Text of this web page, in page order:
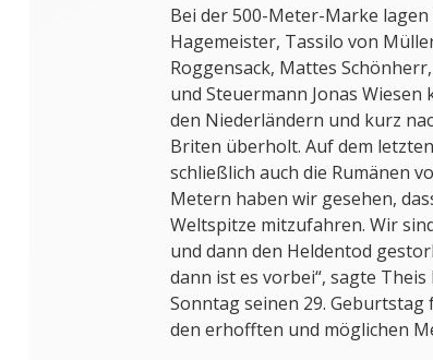
Bei der 500-Meter-Marke lagen
Hagemeister, Tassilo von
Roggensack, Mattes
und Steuermann Jonas
den Niederländern und kurz
Briten überholt. Auf dem
schließlich auch die Rumänen
Metern haben wir gesehen,
Weltspitze mitzufahren. Wir
und dann den Heldentod
dann ist es vorbei“, sagte
Sonntag seinen 29.
den erhofften und möglichen